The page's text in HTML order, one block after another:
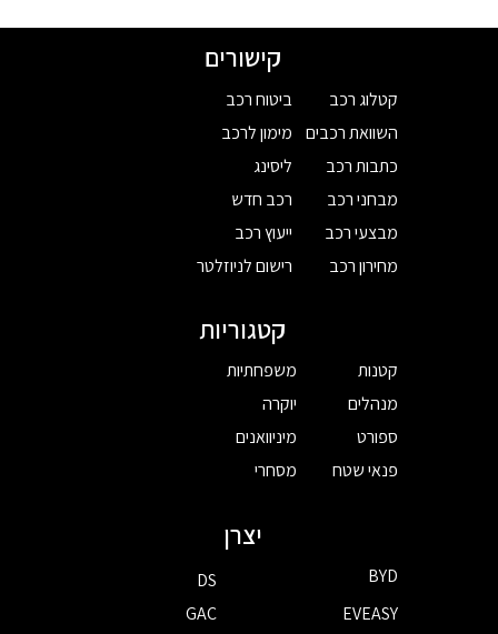
קישורים
קטלוג רכב
השוואת רכבים
כתבות רכב
מבחני רכב
מבצעי רכב
מחירון רכב
ביטוח רכב
מימון לרכב
ליסינג
רכב חדש
ייעוץ רכב
רישום לניוזלטר
קטגוריות
קטנות
מנהלים
ספורט
פנאי שטח
משפחתיות
יוקרה
מיניוואנים
מסחרי
יצרן
BYD
DS
EVEASY
GAC